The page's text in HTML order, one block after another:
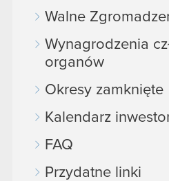
Walne
Wynagrodzenia
organów
Okresy zamknięte
Kalendarz
FAQ
Przydatne linki